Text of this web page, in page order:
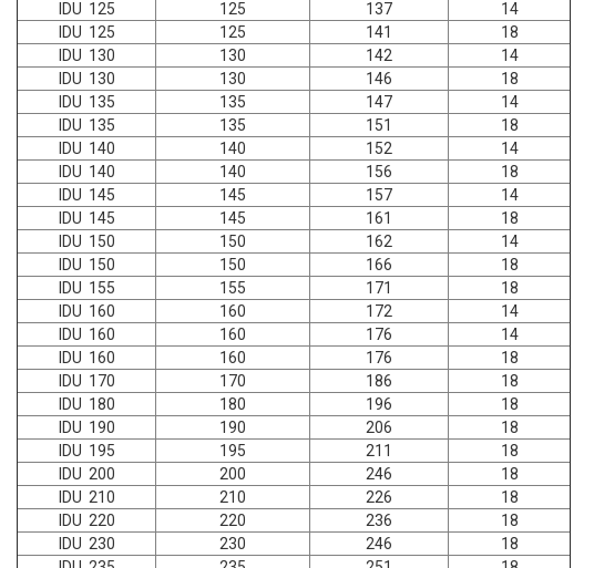
IDU 125
125 137
14
IDU 125
125 141
18
IDU 130
130 142
14
IDU 130
130 146
18
IDU 135
135 147
14
IDU 135
135 151
18
IDU 140
140 152
14
IDU 140
140 156
18
IDU 145
145 157
14
IDU 145
145 161
18
IDU 150
150 162
14
IDU 150
150 166
18
IDU 155
155 171
18
IDU 160
160 172
14
IDU 160
160 176
14
IDU 160
160 176
18
IDU 170
170 186
18
IDU 180
180 196
18
IDU 190
190 206
18
IDU 195
195 211
18
IDU 200
200 246
18
IDU 210
210 226
18
IDU 220
220 236
18
IDU 230
230 246
18